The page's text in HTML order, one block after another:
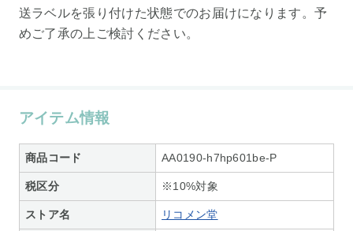
送ラベルを張り付けた状態でのお届けになります。予
めご了承の上ご検討ください。
アイテム情報
商品コード AA0190-h7hp601be-P
税区分 ※10%対象
ストア名 リコメン堂